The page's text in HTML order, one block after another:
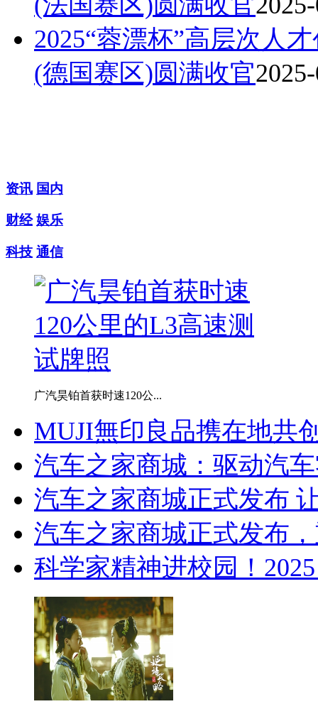
2025“蓉漂杯”高层次人
(德国赛区)圆满收官
资讯 国内
财经 娱乐
科技 通信
广汽昊铂首获时速120公...
MUJI無印良品携在地共
汽车之家商城：驱动汽
汽车之家商城正式发布
汽车之家商城正式发布
科学家精神进校园！